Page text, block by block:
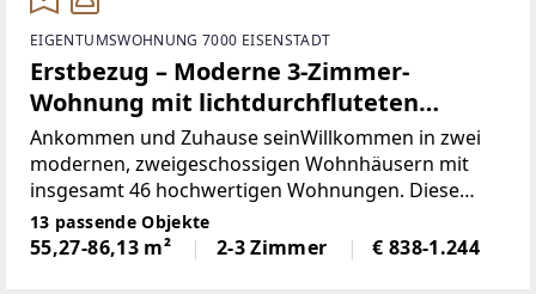
EIGENTUMSWOHNUNG 7000 EISENSTADT
Erstbezug – Moderne 3-Zimmer-
Wohnung mit lichtdurchfluteten
Räumen
Ankommen und Zuhause seinWillkommen in zwei
modernen, zweigeschossigen Wohnhäusern mit
insgesamt 46 hochwertigen Wohnungen. Diese
stilvollen Mietwohnungen bieten modernen
Wohnkomfort und sind ab sofort verfügbar. Die
13 passende Objekte
55,27-86,13 m² 2-3 Zimmer € 838-1.244